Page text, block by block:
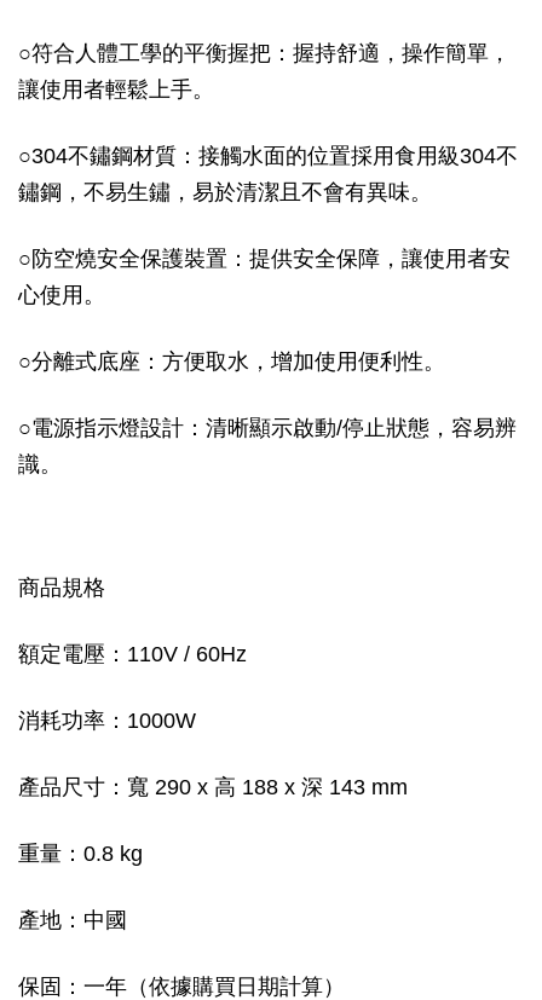
○符合人體工學的平衡握把：握持舒適，操作簡單，
讓使用者輕鬆上手。
○304不鏽鋼材質：接觸水面的位置採用食用級304不
鏽鋼，不易生鏽，易於清潔且不會有異味。
○ 防空燒安全保護裝置：提供安全保障，讓使用者安
心使用。
○分離式底座：方便取水，增加使用便利性。
○電源指示燈設計：清晰顯示啟動/停止狀態，容易辨
識。
商品規格
額定電壓：110V / 60Hz
消耗功率：1000W
產品尺寸：寬 290 x 高 188 x 深 143 mm
重量：0.8 kg
產地：中國
保固：一年（依據購買日期計算）